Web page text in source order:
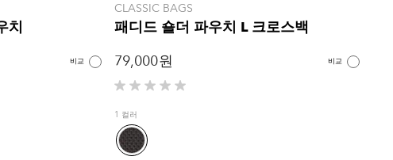
치
비교
CLASSIC BAGS
패디드 숄더 파우치 L 크로스백
79,000 원
비교
별
5
개
중
0.0
1 컬러